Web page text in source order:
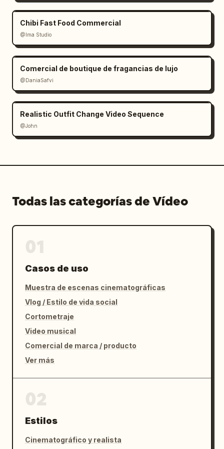
Chibi Fast Food Commercial
@Ima Studio
Comercial de boutique de fragancias de lujo
@DaniaSafvi
Realistic Outfit Change Video Sequence
@John
Todas las categorías de Vídeo
Casos de uso
Muestra de escenas cinematográficas
Vlog / Estilo de vida social
Cortometraje
Video musical
Comercial de marca / producto
Ver más
Estilos
Cinematográfico y realista